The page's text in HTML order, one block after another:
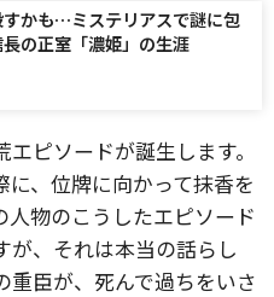
かも…ミステリアスで謎に包
の正室「濃姫」の生涯
ピソードが誕生します。
、位牌に向かって抹香を
物のこうしたエピソード
が、それは本当の話らし
重臣が、死んで過ちをいさ